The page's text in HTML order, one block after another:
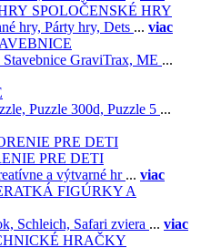
SPOLOČENSKÉ HRY
hry, Párty hry, Dets ... viac
Stavebnice GraviTrax, ME ...
Puzzle 300d, Puzzle 5 ...
PRE DETI
a výtvarné hr ... viac
FIGÚRKY A
Schleich, Safari zviera ... viac